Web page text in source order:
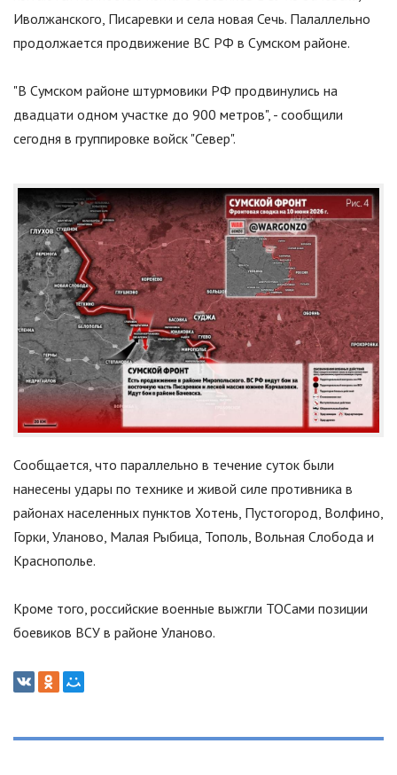
Иволжанского, Писаревки и села новая Сечь. Палаллельно
продолжается продвижение ВС РФ в Сумском районе.
"В Сумском районе штурмовики РФ продвинулись на
двадцати одном участке до 900 метров", - сообщили
сегодня в группировке войск "Север".
Сообщается, что параллельно в течение суток были
нанесены удары по технике и живой силе противника в
районах населенных пунктов Хотень, Пустогород, Волфино,
Горки, Уланово, Малая Рыбица, Тополь, Вольная Слобода и
Краснополье.
Кроме того, российские военные выжгли ТОСами позиции
боевиков ВСУ в районе Уланово.